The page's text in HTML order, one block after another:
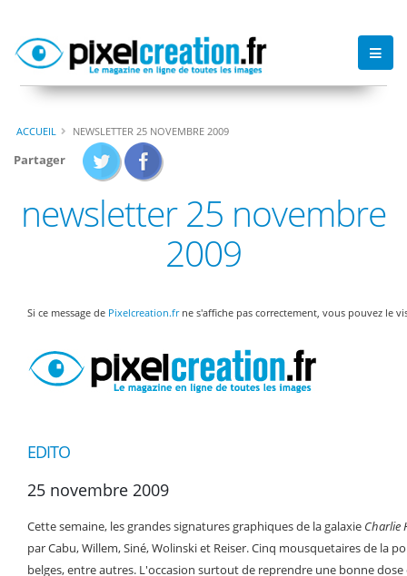
ACCUEIL NEWSLETTER 25 NOVEMBRE 2009
Partager
newsletter 25 novembre
2009
Si ce message de Pixelcreation.frne s'affiche pas correctement, vous pouvez le
EDITO
25 novembre 2009
Cette semaine, les grandes signatures graphiques de la galaxie Charlie
par Cabu, Willem, Siné, Wolinski et Reiser. Cinq mousquetaires de la
belges, entre autres. L'occasion surtout de reprendre une bonne